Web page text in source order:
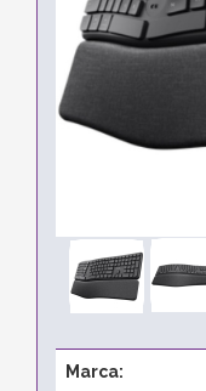
Marca: